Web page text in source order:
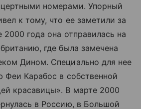
номерами. Упорный
к тому, что ее заметили за
2000 года она отправилась на
где была замечена
Дином. Специально для нее
Феи Карабос в собственной
красавицы». В марте 2000
в Россию, в Большой